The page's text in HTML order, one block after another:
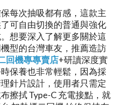
每次抽吸都有感，這款主
可自由切換的普通與強化
想要深入了解更多關於這
型的台灣車友，推薦造訪
回機專專賣店+研讀深度實
保養也非常輕鬆，因為採
針片設計，使用者只需定
擦拭 Type-C 充電接點，就